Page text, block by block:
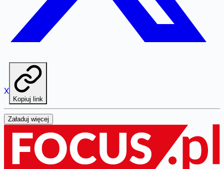
X
Kopiuj link
Załaduj więcej